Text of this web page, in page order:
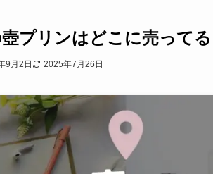
プリンはどこに売って
9月2日 2025年7月26日